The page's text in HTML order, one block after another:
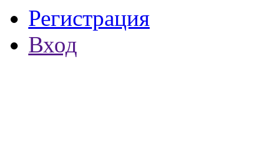
Регистрация
Вход